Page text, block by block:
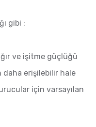
gibi :
ve işitme güçlüğü
daha erişilebilir hale
için varsayılan